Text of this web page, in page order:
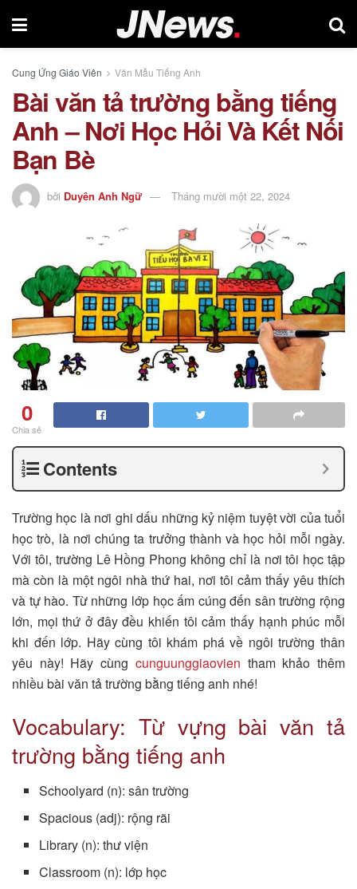
Cung Ứng Giáo Viên Văn Mẫu Tiếng Anh
Bài văn tả trường bằng tiếng
Anh – Nơi Học Hỏi Và Kết Nối
Bạn Bè
bởi Duyên Anh Ngữ Tháng mười một 22, 2024
0
Chia sẻ
Contents
Trường học là nơi ghi dấu những kỷ niệm tuyệt vời của tuổi
học trò, là nơi chúng ta trưởng thành và học hỏi mỗi ngày.
Với tôi, trường Lê Hồng Phong không chỉ là nơi tôi học tập
mà còn là một ngôi nhà thứ hai, nơi tôi cảm thấy yêu thích
và tự hào. Từ những lớp học ấm cúng đến sân trường rộng
lớn, mọi thứ ở đây đều khiến tôi cảm thấy hạnh phúc mỗi
khi đến lớp. Hãy cùng tôi khám phá về ngôi trường thân
yêu này! Hãy cùng cunguunggiaovien tham khảo thêm
nhiều bài văn tả trường bằng tiếng anh nhé!
Vocabulary: Từ vựng bài văn tả
trường bằng tiếng anh
Schoolyard (n): sân trường
Spacious (adj): rộng rãi
Library (n): thư viện
Classroom (n): lớp học